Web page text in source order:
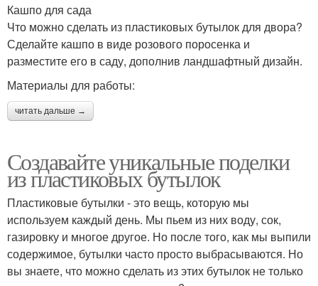
Кашпо для сада
Что можно сделать из пластиковых бутылок для двора?
Сделайте кашпо в виде розового поросенка и
разместите его в саду, дополнив ландшафтный дизайн.
Материалы для работы:
читать дальше →
Создавайте уникальные поделки
из пластиковых бутылок
Пластиковые бутылки - это вещь, которую мы
используем каждый день. Мы пьем из них воду, сок,
газировку и многое другое. Но после того, как мы выпили
содержимое, бутылки часто просто выбрасываются. Но
вы знаете, что можно сделать из этих бутылок не только